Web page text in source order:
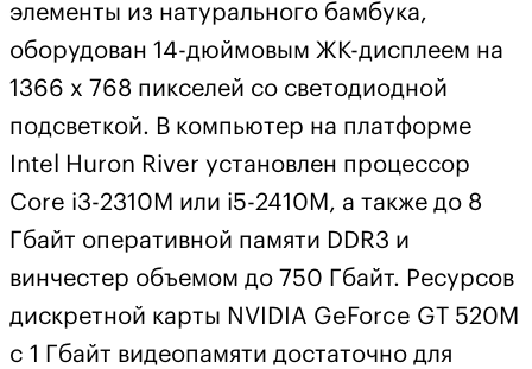
элементы из натурального бамбука,
оборудован 14-дюймовым ЖК-дисплеем на
1366 х 768 пикселей со светодиодной
подсветкой. В компьютер на платформе
Intel Huron River установлен процессор
Core i3-2310M или i5-2410M, а также до 8
Гбайт оперативной памяти DDR3 и
винчестер объемом до 750 Гбайт. Ресурсов
дискретной карты NVIDIA GeForce GT 520M
c 1 Гбайт видеопамяти достаточно для